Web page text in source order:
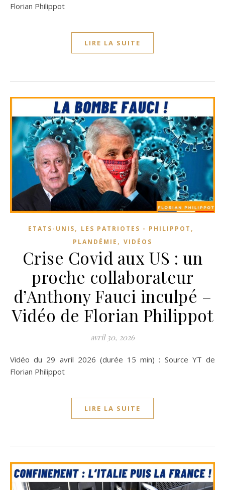
Florian Philippot
LIRE LA SUITE
ETATS-UNIS, LES PATRIOTES - PHILIPPOT ,
PLANDÉMIE , VIDÉOS
Crise Covid aux US : un
proche collaborateur
d’Anthony Fauci inculpé –
Vidéo de Florian Philippot
avril 30, 2026
Vidéo du 29 avril 2026 (durée 15 min) : Source YT de
Florian Philippot
LIRE LA SUITE